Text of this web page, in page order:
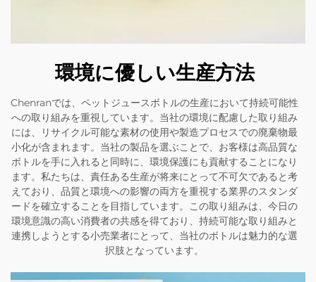
環境に優しい生産方法
Chenranでは、ペットジュースボトルの生産において持続可能性
への取り組みを重視しています。当社の環境に配慮した取り組み
には、リサイクル可能な素材の使用や製造プロセスでの廃棄物最
小化が含まれます。当社の製品を選ぶことで、お客様は高品質な
ボトルを手に入れると同時に、環境保護にも貢献することになり
ます。私たちは、責任ある生産が将来にとって不可欠であると考
えており、品質と環境への影響の両方を重視する業界のスタンダ
ードを確立することを目指しています。この取り組みは、今日の
環境意識の高い消費者の共感を得ており、持続可能な取り組みと
連携しようとする小売業者にとって、当社のボトルは魅力的な選
択肢となっています。